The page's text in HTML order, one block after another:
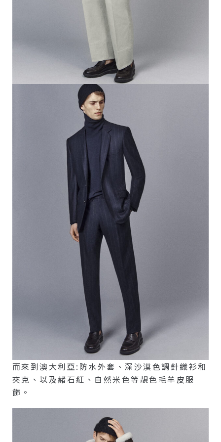
而來到澳大利亞:防水外套、深沙漠色調針織衫和
夾克、以及赭石紅、自然米色等靚色毛羊皮服
飾。